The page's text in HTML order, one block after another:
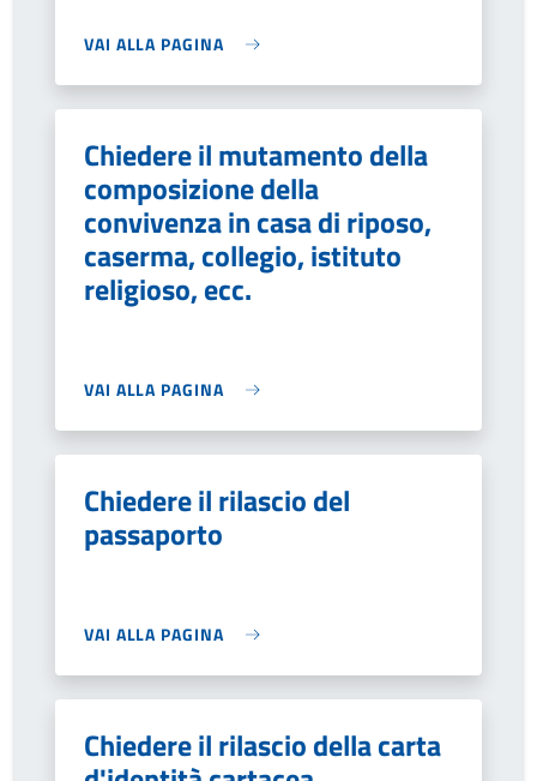
VAI ALLA PAGINA
Chiedere il mutamento della
composizione della
convivenza in casa di riposo,
caserma, collegio, istituto
religioso, ecc.
VAI ALLA PAGINA
Chiedere il rilascio del
passaporto
VAI ALLA PAGINA
Chiedere il rilascio della carta